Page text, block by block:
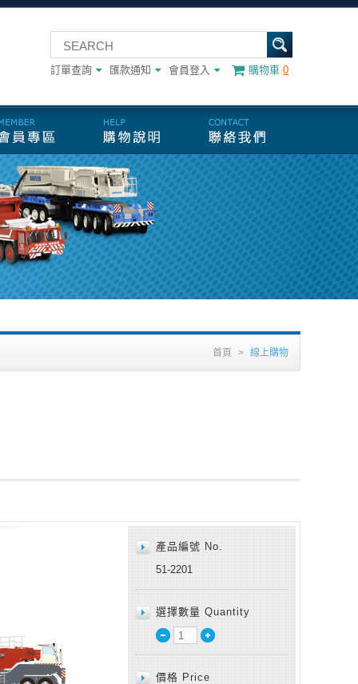
訂單查詢 匯款通知 會員登入 購物車 0
首頁 > 線上購物
產品編號 No.
51-2201
選擇數量 Quantity
價格 Price